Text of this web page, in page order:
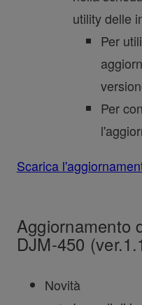
utility delle
Per
Per
Scarica
Aggiornamento
DJM-450
Novità